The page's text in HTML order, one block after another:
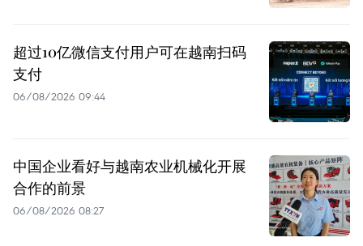
超过10亿微信支付用户可在越南扫码
支付
06/08/2026 09:44
中国企业看好与越南农业机械化开展
合作的前景
06/08/2026 08:27